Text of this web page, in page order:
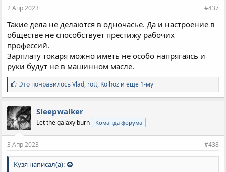
:
2 Апр 2023 #437
Такие дела не делаются в одночасье. Да и настроение в
обществе не способствует престижу рабочих
профессий.
Зарплату токаря можно иметь не особо напрягаясь и
руки будут не в машинном масле.
С
и
м
п
а
т
и
:
Это понравилосьVlad, rott, Kolhoz и ещё 1-му
Sleepwalker
Let the galaxy burn Команда форума
3 Апр 2023 #438
Кузя написал(а):